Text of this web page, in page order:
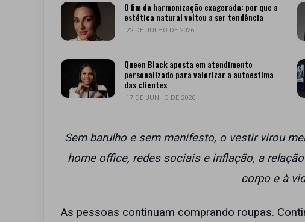
O fim da harmonização exagerada: por que a
estética natural voltou a ser tendência
22 DE JULHO DE 2026
Queen Black aposta em atendimento
personalizado para valorizar a autoestima
das clientes
17 DE JUNHO DE 2026
Sem barulho e sem manifesto, o vestir virou
home office, redes sociais e inflação, a
corpo e à
As pessoas continuam comprando roupas.